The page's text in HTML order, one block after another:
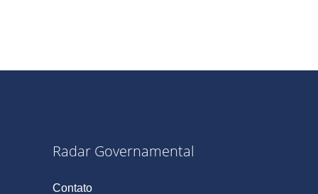
Radar Governamental
Contato